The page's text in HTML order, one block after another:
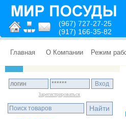
(967) 727-27-25
(917) 166-35-82
Главная О Компании Режим
Зарегистрироваться